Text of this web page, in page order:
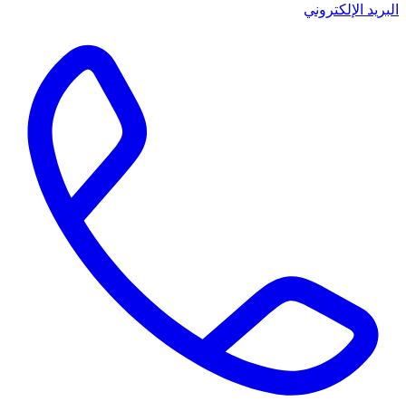
البريد الإلكتروني